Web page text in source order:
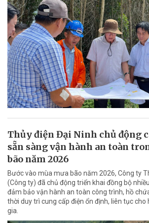
Thủy điện Đại Ninh chủ động
sẵn sàng vận hành an toàn
bão năm 2026
Bước vào mùa mưa bão năm 2026, Công ty
(Công ty) đã chủ động triển khai đồng bộ
đảm bảo vận hành an toàn công trình, hồ
thời duy trì cung cấp điện ổn định, liên tục cho
gia.